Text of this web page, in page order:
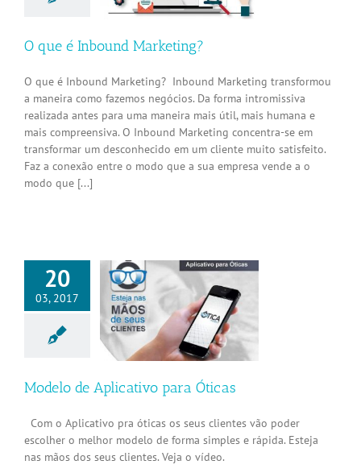
O que é Inbound Marketing?
O que é Inbound Marketing? Inbound Marketing transformou
a maneira como fazemos negócios. Da forma intromissiva
realizada antes para uma maneira mais útil, mais humana e
mais compreensiva. O Inbound Marketing concentra-se em
transformar um desconhecido em um cliente muito satisfeito.
Faz a conexão entre o modo que a sua empresa vende a o
modo que [...]
20
03, 2017
de Aplicativo
Modelo de Aplicativo para Óticas
Com o Aplicativo pra óticas os seus clientes vão poder
escolher o melhor modelo de forma simples e rápida. Esteja
nas mãos dos seus clientes. Veja o vídeo.